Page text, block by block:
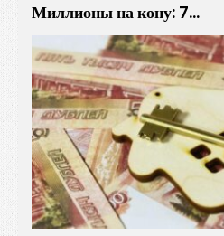
Миллионы на кону: 7…